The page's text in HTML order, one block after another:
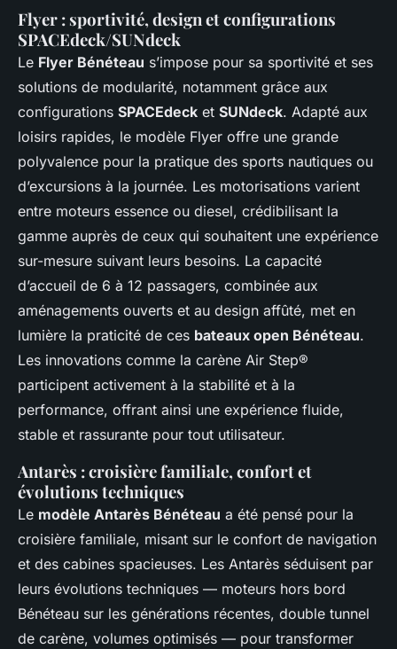
Flyer : sportivité, design et configurations
SPACEdeck/SUNdeck
Le Flyer Bénéteau s’impose pour sa sportivité et ses
solutions de modularité, notamment grâce aux
configurations SPACEdeck et SUNdeck. Adapté aux
loisirs rapides, le modèle Flyer offre une grande
polyvalence pour la pratique des sports nautiques ou
d’excursions à la journée. Les motorisations varient
entre moteurs essence ou diesel, crédibilisant la
gamme auprès de ceux qui souhaitent une expérience
sur-mesure suivant leurs besoins. La capacité
d’accueil de 6 à 12 passagers, combinée aux
aménagements ouverts et au design affûté, met en
lumière la praticité de ces bateaux open Bénéteau.
Les innovations comme la carène Air Step®
participent activement à la stabilité et à la
performance, offrant ainsi une expérience fluide,
stable et rassurante pour tout utilisateur.
Antarès : croisière familiale, confort et
évolutions techniques
Le modèle Antarès Bénéteau a été pensé pour la
croisière familiale, misant sur le confort de navigation
et des cabines spacieuses. Les Antarès séduisent par
leurs évolutions techniques — moteurs hors bord
Bénéteau sur les générations récentes, double tunnel
de carène, volumes optimisés — pour transformer